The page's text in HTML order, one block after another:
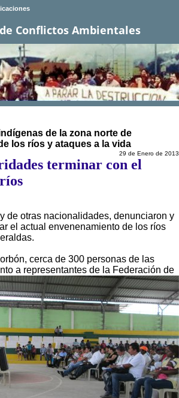
Conflictos Ambientales
de la zona norte de
los ríos y ataques a la vida
29 de Enero de 2013
terminar con el
de otras nacionalidades, denunciaron y
el actual envenenamiento de los ríos
cerca de 300 personas de las
a representantes de la Federación de